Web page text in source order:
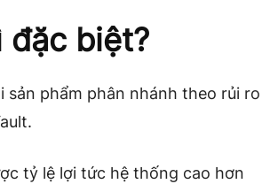
đặc biệt?
sản phẩm phân nhánh theo rủi ro
tỷ lệ lợi tức hệ thống cao hơn